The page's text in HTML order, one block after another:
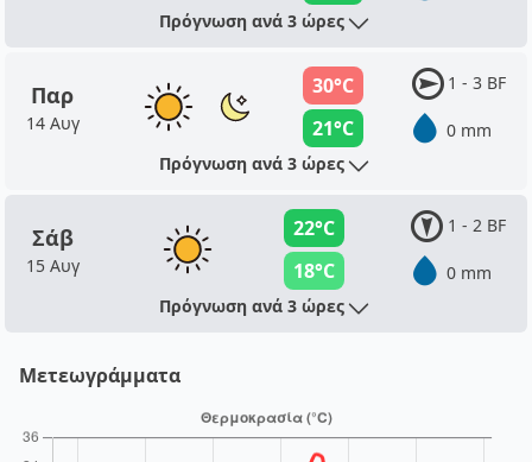
Πρόγνωση ανά 3 ώρες
Παρ
14 Αυγ
30°C
21°C
1 - 3 BF
0 mm
Πρόγνωση ανά 3 ώρες
Σάβ
15 Αυγ
22°C
18°C
1 - 2 BF
0 mm
Πρόγνωση ανά 3 ώρες
Μετεωγράμματα